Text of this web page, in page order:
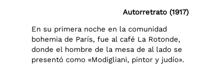
Autorretrato (1917)
En su primera noche en la comunidad
bohemia de París, fue al café La Rotonde,
donde el hombre de la mesa de al lado se
presentó como «Modigliani, pintor y judío».